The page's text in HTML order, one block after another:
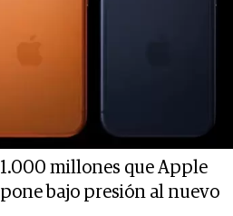
millones que Apple
bajo presión al nuevo